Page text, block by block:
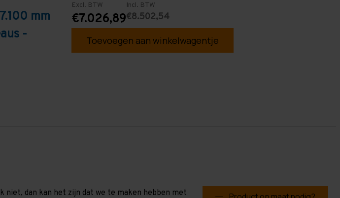
mm
-
Excl. BTW
€7.026,89
Incl. BTW
€8.502,54
Toevoegen aan winkelwagentje
niet, dan kan het zijn dat we te maken hebben met